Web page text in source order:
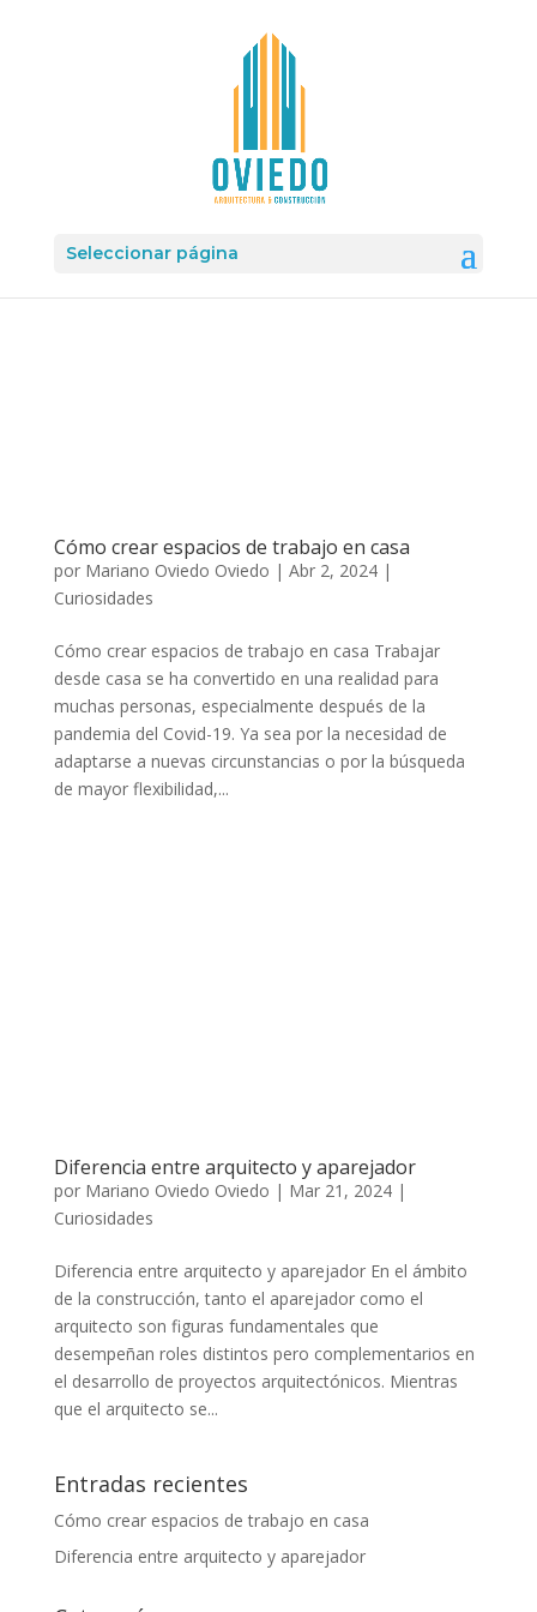
Seleccionar página
Cómo crear espacios de trabajo en casa
por Mariano Oviedo Oviedo | Abr 2, 2024|
Curiosidades
Cómo crear espacios de trabajo en casa Trabajar
desde casa se ha convertido en una realidad para
muchas personas, especialmente después de la
pandemia del Covid-19. Ya sea por la necesidad de
adaptarse a nuevas circunstancias o por la búsqueda
de mayor flexibilidad,...
Diferencia entre arquitecto y aparejador
por Mariano Oviedo Oviedo | Mar 21, 2024|
Curiosidades
Diferencia entre arquitecto y aparejador En el ámbito
de la construcción, tanto el aparejador como el
arquitecto son figuras fundamentales que
desempeñan roles distintos pero complementarios en
el desarrollo de proyectos arquitectónicos. Mientras
que el arquitecto se...
Entradas recientes
Cómo crear espacios de trabajo en casa
Diferencia entre arquitecto y aparejador